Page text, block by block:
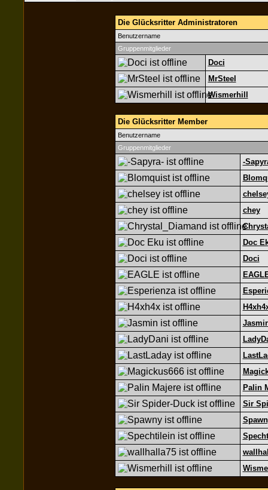
Die Glücksritter Administratoren
Benutzername
Gruppenmitglieder
Doci
MrSteel
Wismerhill
Die Glücksritter Member
Benutzername
Gruppenmitglieder
-
chey
Doc
Doci
Palin
Sir